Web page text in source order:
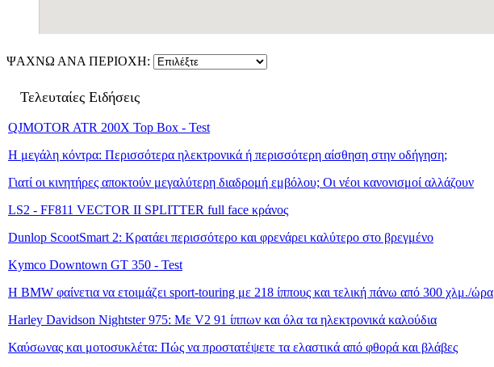
ΨΑΧΝΩ ΑΝΑ ΠΕΡΙΟΧΗ:
Τελευταίες Ειδήσεις
QJMOTOR ATR 200X Top Box - Test
Η μεγάλη κόντρα: Περισσότερα ηλεκτρονικά ή περισσότερη αίσθηση στην οδήγηση;
Γιατί οι κινητήρες αποκτούν μεγαλύτερη διαδρομή εμβόλου; Οι νέοι κανονισμοί αλλάζουν
LS2 - FF811 VECTOR II SPLITTER full face κράνος
Dunlop ScootSmart 2: Κρατάει περισσότερο και φρενάρει καλύτερο στο βρεγμένο
Kymco Downtown GT 350 - Test
Η BMW φαίνετια να ετοιμάζει sport-touring με 218 ίππους και τελική πάνω από 300 χλμ./ώρα
Harley Davidson Nightster 975: Με V2 91 ίππων και όλα τα ηλεκτρονικά καλούδια
Καύσωνας και μοτοσυκλέτα: Πώς να προστατέψετε τα ελαστικά από φθορά και βλάβες